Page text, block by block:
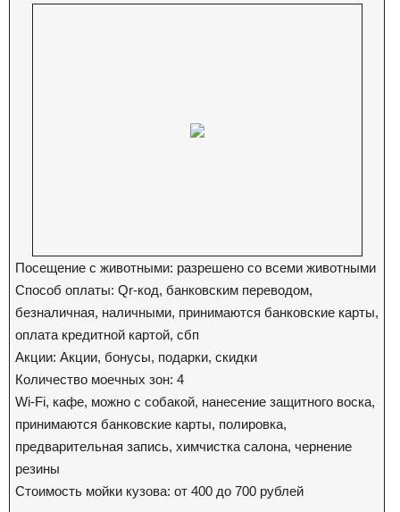
Посещение с животными: разрешено со всеми животными
Способ оплаты: Qr-код, банковским переводом,
безналичная, наличными, принимаются банковские карты,
оплата кредитной картой, сбп
Акции: Акции, бонусы, подарки, скидки
Количество моечных зон: 4
Wi-Fi, кафе, можно с собакой, нанесение защитного воска,
принимаются банковские карты, полировка,
предварительная запись, химчистка салона, чернение
резины
Стоимость мойки кузова: от 400 до 700 рублей